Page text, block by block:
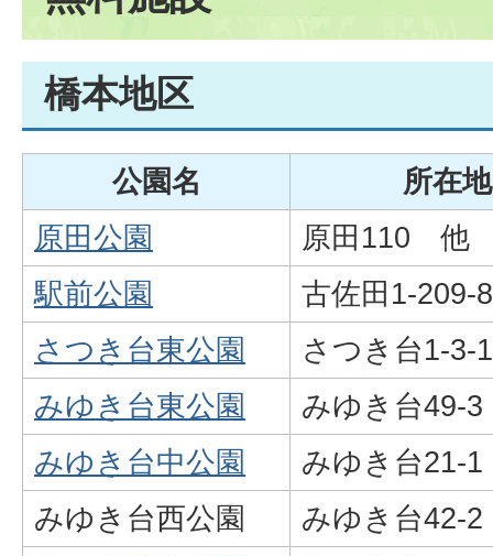
橋本地区
公園名
所在地
原田公園
原田110 他
駅前公園
古佐田1-
さつき台東公園
さつき台1-3-
みゆき台東公園
みゆき台49-3
みゆき台中公園
みゆき台21-1
みゆき台西公園
みゆき台42-2